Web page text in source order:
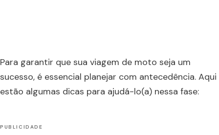
Para garantir que sua viagem de moto seja um
sucesso, é essencial planejar com antecedência. Aqui
estão algumas dicas para ajudá-lo(a) nessa fase: